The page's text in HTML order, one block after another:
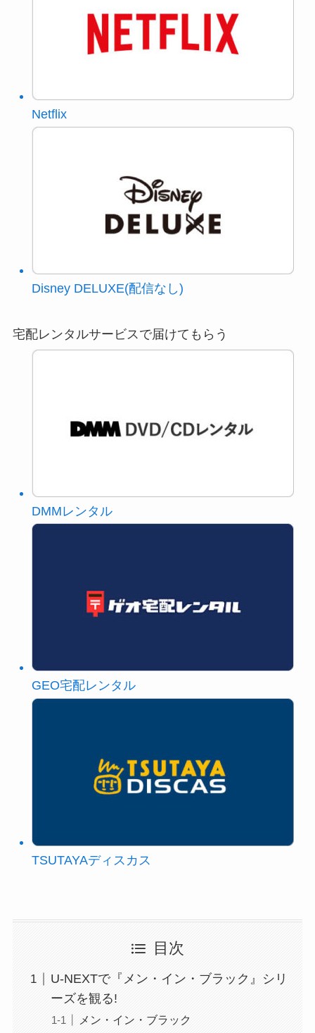
Netflix
Disney DELUXE(配信なし)
宅配レンタルサービスで届けてもらう
DMMレンタル
GEO宅配レンタル
TSUTAYAディスカス
目次
U-NEXTで『メン・イン・ブラック』シリ
ーズを観る!
メン・イン・ブラック